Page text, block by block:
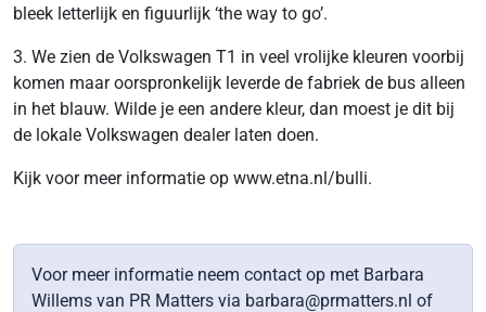
bleek letterlijk en figuurlijk ‘the way to go’.
3. We zien de Volkswagen T1 in veel vrolijke kleuren voorbij
komen maar oorspronkelijk leverde de fabriek de bus alleen
in het blauw. Wilde je een andere kleur, dan moest je dit bij
de lokale Volkswagen dealer laten doen.
Kijk voor meer informatie op www.etna.nl/bulli.
Voor meer informatie neem contact op met Barbara
Willems van PR Matters via barbara@prmatters.nl of